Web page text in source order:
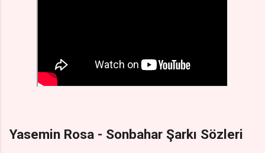
Yasemin Rosa - Sonbahar Şarkı Sözleri